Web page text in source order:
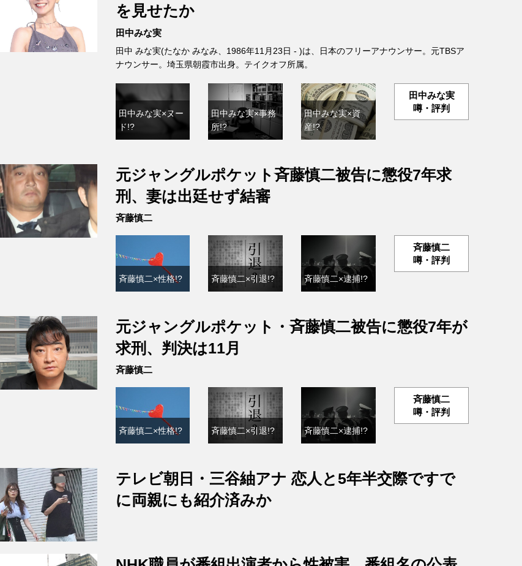
を見せたか
田中みな実
田中 みな実(たなか みなみ、1986年11月23日 - )は、日本のフリーアナウンサー。元TBSア
ナウンサー。埼玉県朝霞市出身。テイクオフ所属。
田中みな実×ヌー
ド!?
田中みな実×事務
所!?
田中みな実×資
産!?
田中みな実
噂・評判
元ジャングルポケット斉藤慎二被告に懲役7年求
刑、妻は出廷せず結審
斉藤慎二
斉藤慎二×性格!? 斉藤慎二×引退!? 斉藤慎二×逮捕!?
斉藤慎二
噂・評判
元ジャングルポケット・斉藤慎二被告に懲役7年が
求刑、判決は11月
斉藤慎二
斉藤慎二×性格!? 斉藤慎二×引退!? 斉藤慎二×逮捕!?
斉藤慎二
噂・評判
テレビ朝日・三谷紬アナ 恋人と5年半交際ですで
に両親にも紹介済みか